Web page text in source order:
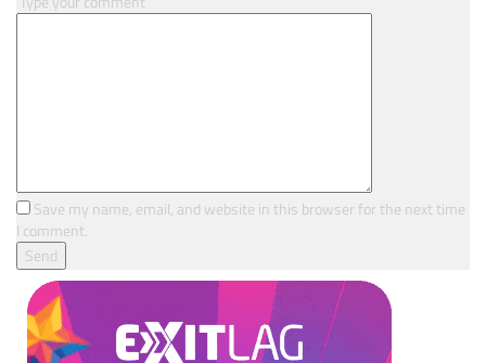
Save my name, email, and website in this browser for the next time
I comment.